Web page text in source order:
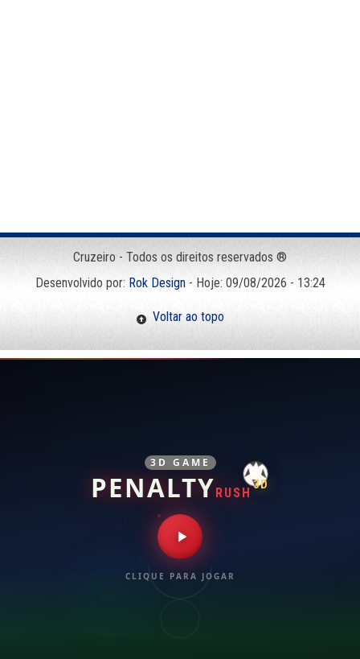
Cruzeiro - Todos os direitos reservados ®
Desenvolvido por: Rok Design- Hoje: 09/08/2026 - 13:24
Voltar ao topo
3D GAME
PENALTY RUSH
3D
CLIQUE PARA JOGAR